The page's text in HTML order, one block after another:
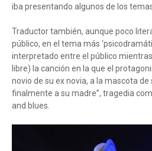
iba presentando algunos de los
Traductor también, aunque poco
público, en el tema más
interpretado entre el público
libre) la canción en la que el
novio de su ex novia, a la mascota de
finalmente a su madre”, tragedia
and blues.